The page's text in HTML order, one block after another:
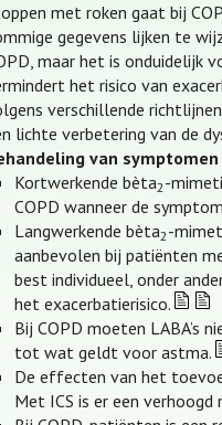
met roken gaat bij
gegevens lijken te
maar het is onduidelijk
het risico van
verschillende
lichte verbetering van de
van
Kortwerkende bèta2-
COPD wanneer de
Langwerkende bèta2-
aanbevolen bij patiënten
best individueel, onder
het exacerbatierisico.
Bij COPD moeten LABA’s
tot wat geldt voor astma.
De effecten van het
Met ICS is er een verhoogd